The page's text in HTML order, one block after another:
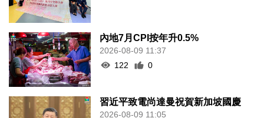
內地7月CPI按年升0.5%
2026-08-09 11:37
122
0
習近平致電尚達曼祝賀新加坡國慶
2026-08-09 11:05